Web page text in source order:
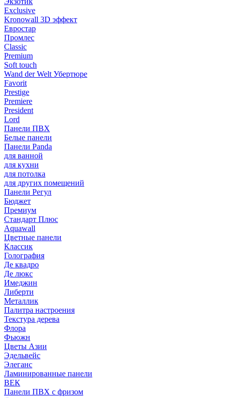
Exclusive
Kronowall 3D эффект
Евростар
Промлес
Classic
Premium
Soft touch
Wand der Welt Убертюре
Favorit
Prestige
Premiere
President
Lord
Панели ПВХ
Белые панели
Панели Panda
для ванной
для кухни
для потолка
для других помещений
Панели Регул
Бюджет
Премиум
Стандарт Плюс
Aquawall
Цветные панели
Классик
Голография
Де квадро
Де люкс
Имеджин
Либерти
Металлик
Палитра настроения
Текстура дерева
Флора
Фьюжн
Цветы Азии
Эдельвейс
Элеганс
Ламинированные панели
ВЕК
Панели ПВХ с фризом